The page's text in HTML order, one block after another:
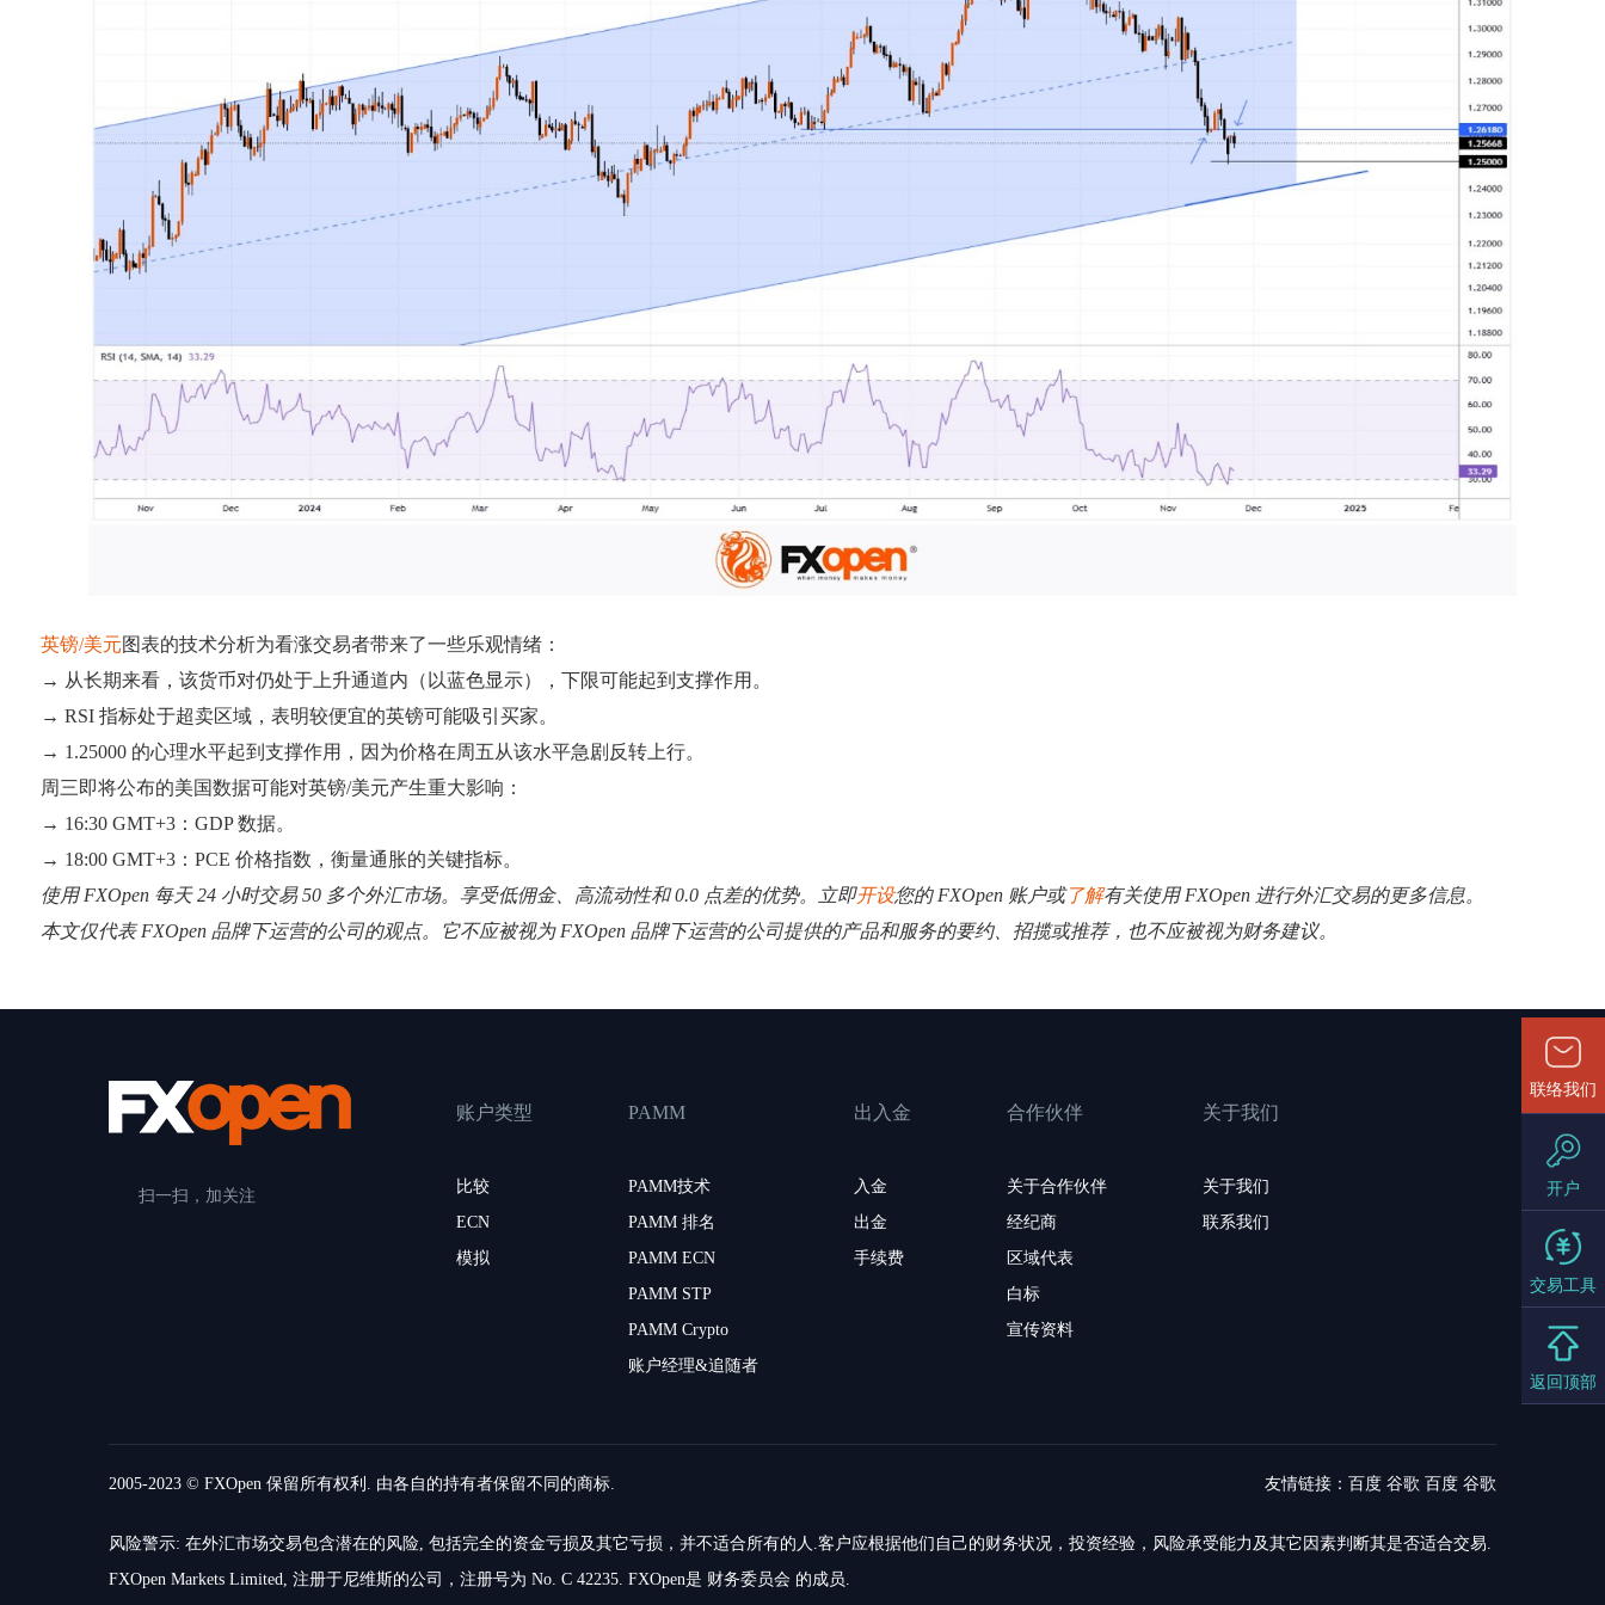
英镑/美元图表的技术分析为看涨交易者带来了一些乐观情绪：
→ 从长期来看，该货币对仍处于上升通道内（以蓝色显示），下限可能起到支撑作用。
→ RSI 指标处于超卖区域，表明较便宜的英镑可能吸引买家。
→ 1.25000 的心理水平起到支撑作用，因为价格在周五从该水平急剧反转上行。
周三即将公布的美国数据可能对英镑/美元产生重大影响：
→ 16:30 GMT+3：GDP 数据。
→ 18:00 GMT+3：PCE 价格指数，衡量通胀的关键指标。
使用 FXOpen 每天 24 小时交易 50 多个外汇市场。享受低佣金、高流动性和 0.0 点差的优势。立即开设您的 FXOpen 账户或了解有关使用 FXOpen 进行外汇交易的更多信息。
本文仅代表 FXOpen 品牌下运营的公司的观点。它不应被视为 FXOpen 品牌下运营的公司提供的产品和服务的要约、招揽或推荐，也不应被视为财务建议。
扫一扫，加关注
账户类型
比较
ECN
模拟
PAMM
PAMM技术
PAMM 排名
PAMM ECN
PAMM STP
PAMM Crypto
账户经理&追随者
出入金
入金
出金
手续费
合作伙伴
关于合作伙伴
经纪商
区域代表
白标
宣传资料
关于我们
关于我们
联系我们
2005-2023 © FXOpen 保留所有权利. 由各自的持有者保留不同的商标. 友情链接：百度 谷歌 百度 谷歌
风险警示: 在外汇市场交易包含潜在的风险, 包括完全的资金亏损及其它亏损，并不适合所有的人.客户应根据他们自己的财务状况，投资经验，风险承受能力及其它因素判断其是否适合交易.
FXOpen Markets Limited, 注册于尼维斯的公司，注册号为 No. C 42235. FXOpen是 财务委员会 的成员.
联络我们
开户
交易工具
返回顶部